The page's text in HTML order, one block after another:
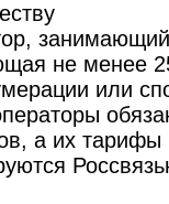
не менее
или
а их тарифы